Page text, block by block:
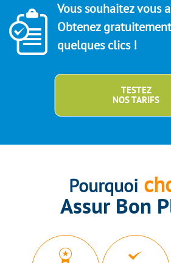
Vous souhaitez vous
Obtenez
quelques clics !
TESTEZ
NOS TARIFS
Pourquoi
Assur Bon